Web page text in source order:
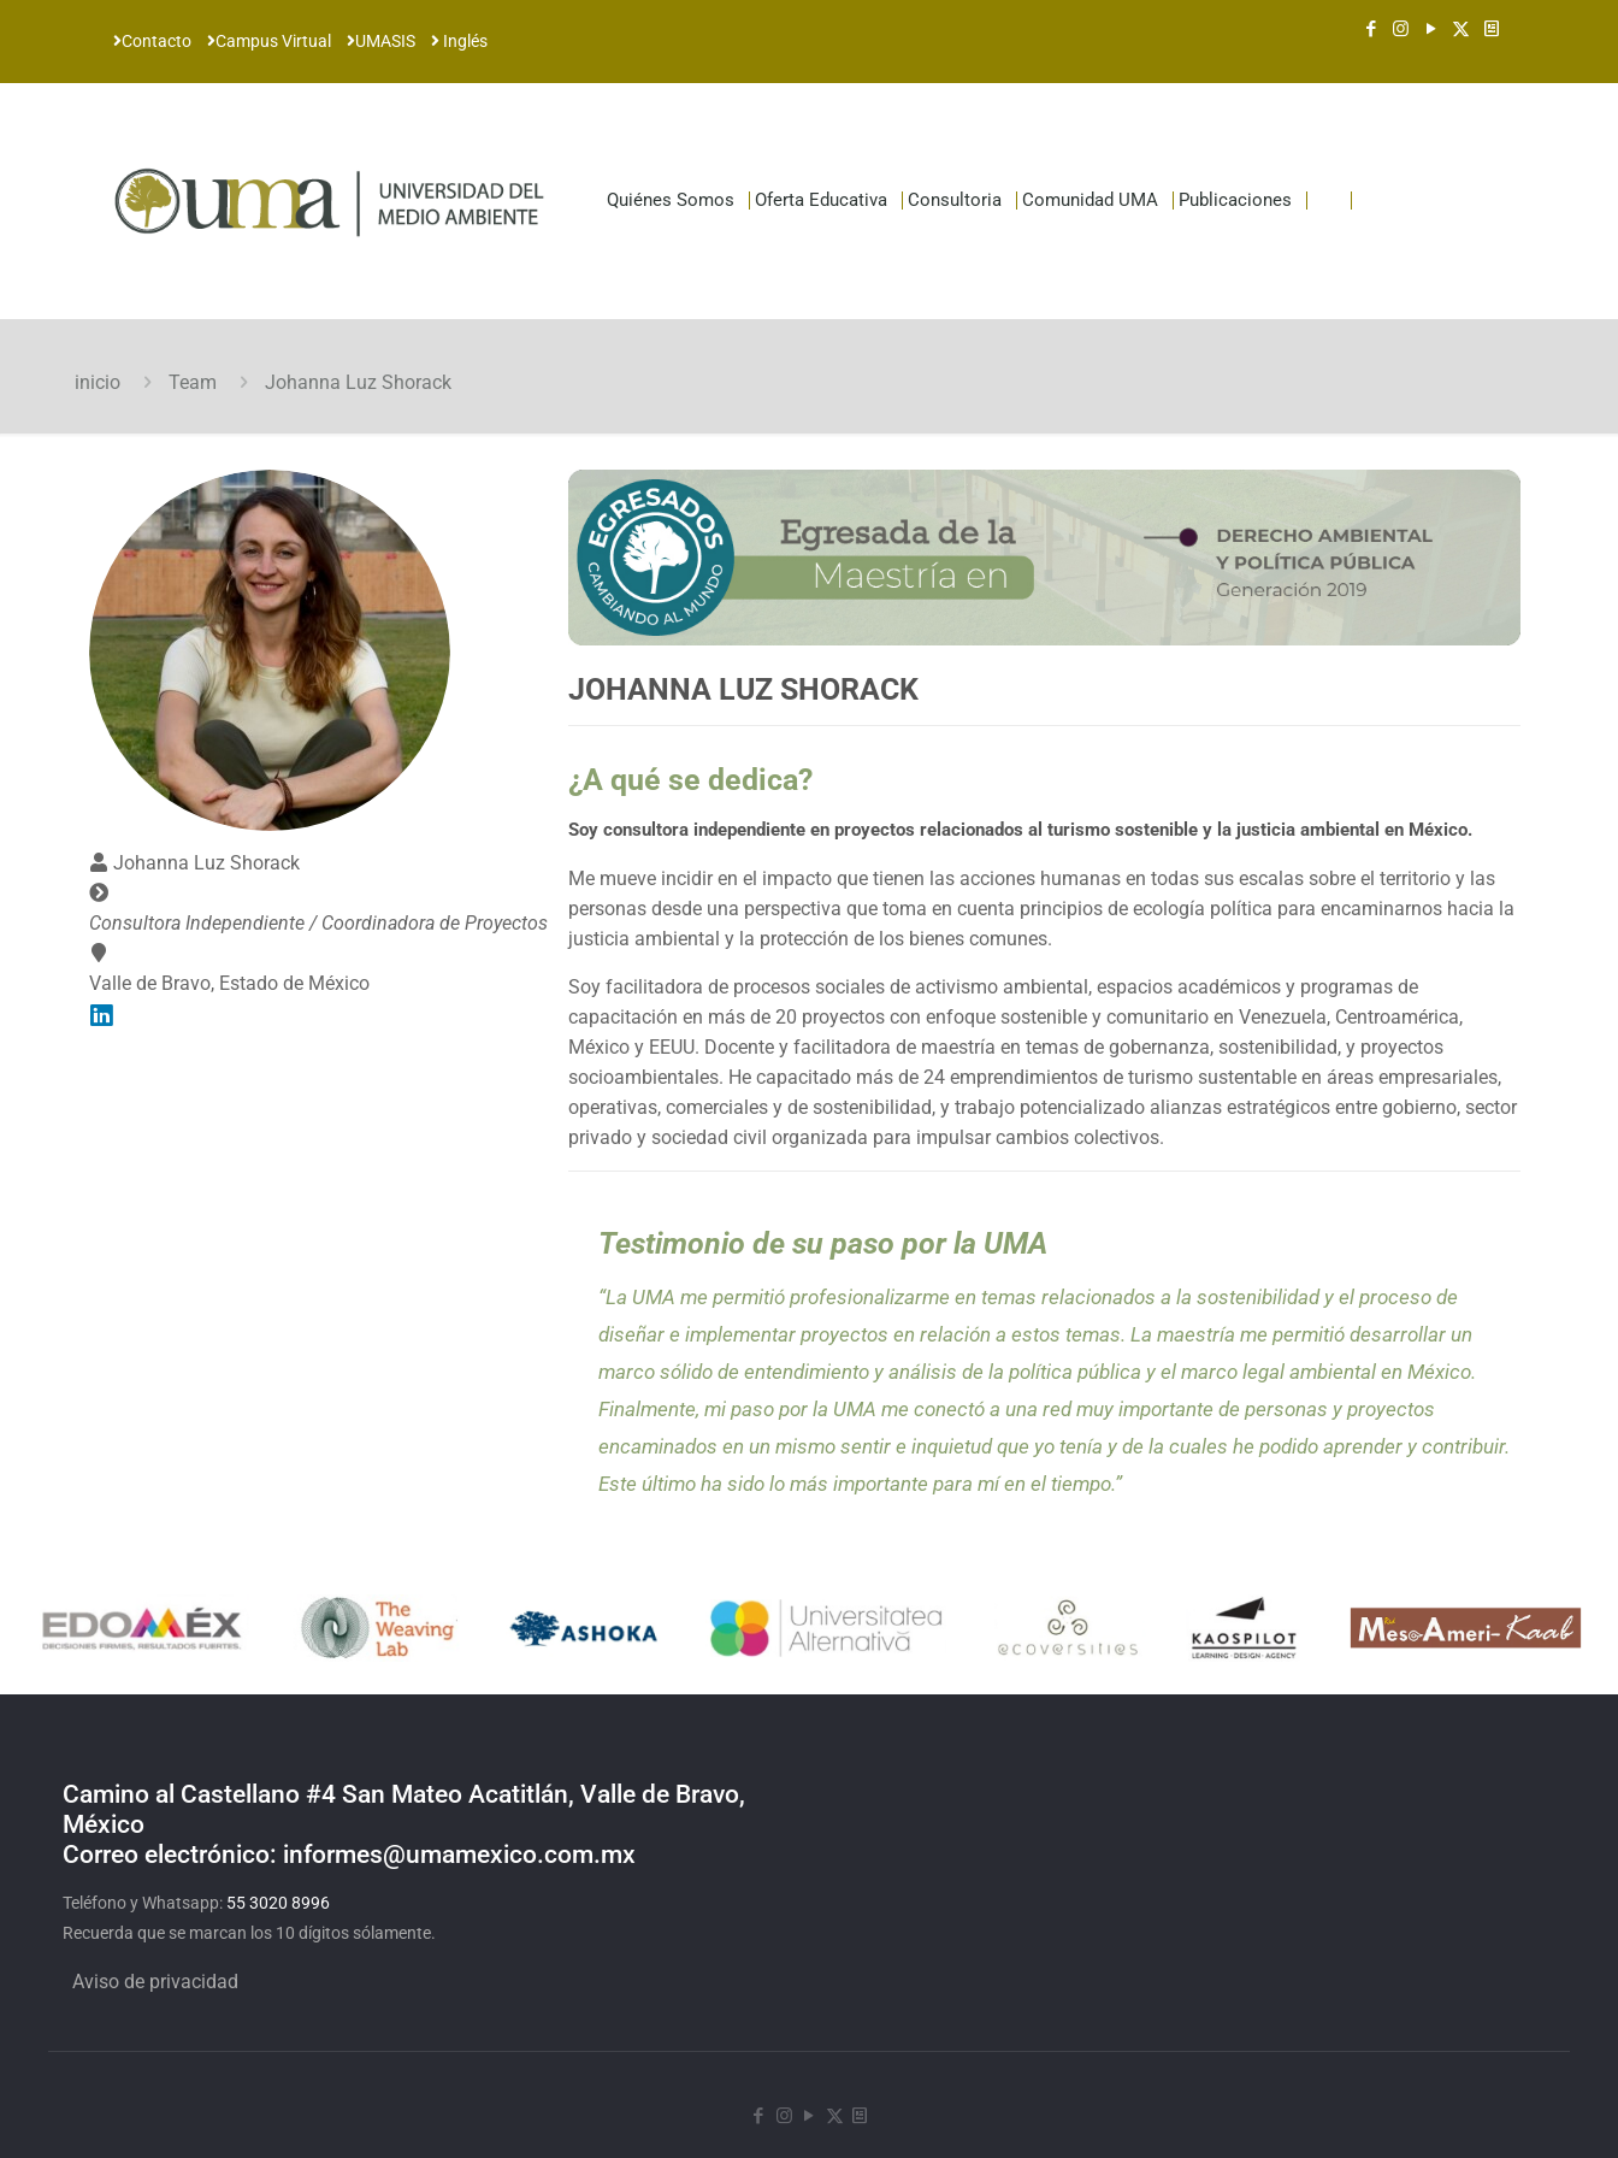
Contacto Campus Virtual UMASIS Inglés
Quiénes Somos Oferta Educativa Consultoria Comunidad UMA Publicaciones
inicio Team Johanna Luz Shorack
Johanna Luz Shorack
Consultora Independiente / Coordinadora de Proyectos
Valle de Bravo, Estado de México
JOHANNA LUZ SHORACK
¿A qué se dedica?
Soy consultora independiente en proyectos relacionados al turismo sostenible y la justicia ambiental en México.
Me mueve incidir en el impacto que tienen las acciones humanas en todas sus escalas sobre el territorio y las
personas desde una perspectiva que toma en cuenta principios de ecología política para encaminarnos hacia la
justicia ambiental y la protección de los bienes comunes.
Soy facilitadora de procesos sociales de activismo ambiental, espacios académicos y programas de
capacitación en más de 20 proyectos con enfoque sostenible y comunitario en Venezuela, Centroamérica,
México y EEUU. Docente y facilitadora de maestría en temas de gobernanza, sostenibilidad, y proyectos
socioambientales. He capacitado más de 24 emprendimientos de turismo sustentable en áreas empresariales,
operativas, comerciales y de sostenibilidad, y trabajo potencializado alianzas estratégicos entre gobierno, sector
privado y sociedad civil organizada para impulsar cambios colectivos.
Testimonio de su paso por la UMA
“La UMA me permitió profesionalizarme en temas relacionados a la sostenibilidad y el proceso de
diseñar e implementar proyectos en relación a estos temas. La maestría me permitió desarrollar un
marco sólido de entendimiento y análisis de la política pública y el marco legal ambiental en México.
Finalmente, mi paso por la UMA me conectó a una red muy importante de personas y proyectos
encaminados en un mismo sentir e inquietud que yo tenía y de la cuales he podido aprender y contribuir.
Este último ha sido lo más importante para mí en el tiempo.”
Camino al Castellano #4 San Mateo Acatitlán, Valle de Bravo,
México
Correo electrónico: informes@umamexico.com.mx
Teléfono y Whatsapp: 55 3020 8996
Recuerda que se marcan los 10 dígitos sólamente.
Aviso de privacidad